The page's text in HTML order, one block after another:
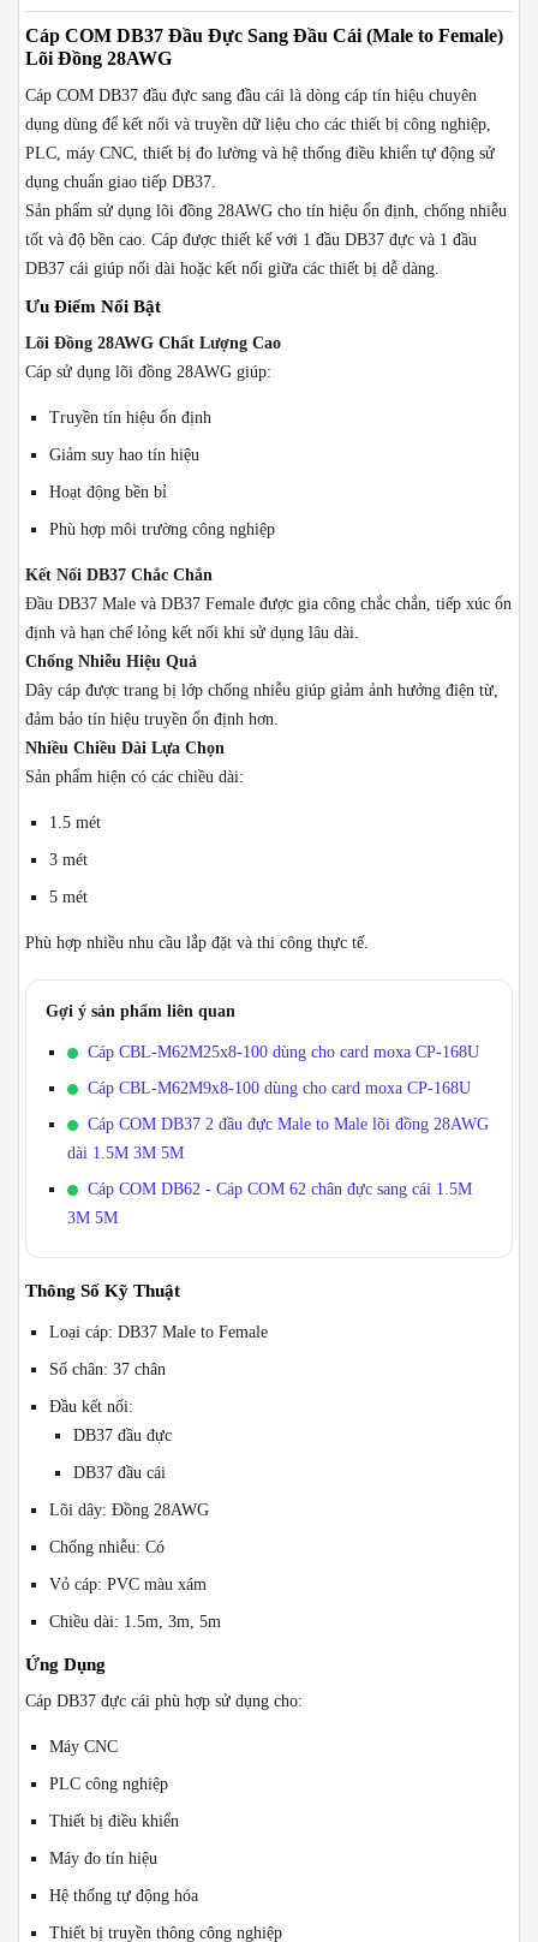
3M
số
lượng
Cáp COM DB37 Đầu Đực Sang Đầu Cái (Male to Female)
Lõi Đồng 28AWG
Cáp COM DB37 đầu đực sang đầu cái là dòng cáp tín hiệu chuyên
dụng dùng để kết nối và truyền dữ liệu cho các thiết bị công nghiệp,
PLC, máy CNC, thiết bị đo lường và hệ thống điều khiển tự động sử
dụng chuẩn giao tiếp DB37.
Sản phẩm sử dụng lõi đồng 28AWG cho tín hiệu ổn định, chống nhiễu
tốt và độ bền cao. Cáp được thiết kế với 1 đầu DB37 đực và 1 đầu
DB37 cái giúp nối dài hoặc kết nối giữa các thiết bị dễ dàng.
Ưu Điểm Nổi Bật
Lõi Đồng 28AWG Chất Lượng Cao
Cáp sử dụng lõi đồng 28AWG giúp:
Truyền tín hiệu ổn định
Giảm suy hao tín hiệu
Hoạt động bền bỉ
Phù hợp môi trường công nghiệp
Kết Nối DB37 Chắc Chắn
Đầu DB37 Male và DB37 Female được gia công chắc chắn, tiếp xúc ổn
định và hạn chế lỏng kết nối khi sử dụng lâu dài.
Chống Nhiễu Hiệu Quả
Dây cáp được trang bị lớp chống nhiễu giúp giảm ảnh hưởng điện từ,
đảm bảo tín hiệu truyền ổn định hơn.
Nhiều Chiều Dài Lựa Chọn
Sản phẩm hiện có các chiều dài:
1.5 mét
3 mét
5 mét
Phù hợp nhiều nhu cầu lắp đặt và thi công thực tế.
Gợi ý sản phẩm liên quan
Cáp CBL-M62M25x8-100 dùng cho card moxa CP-168U
Cáp CBL-M62M9x8-100 dùng cho card moxa CP-168U
Cáp COM DB37 2 đầu đực Male to Male lõi đồng 28AWG
dài 1.5M 3M 5M
Cáp COM DB62 - Cáp COM 62 chân đực sang cái 1.5M
3M 5M
Thông Số Kỹ Thuật
Loại cáp: DB37 Male to Female
Số chân: 37 chân
Đầu kết nối:
DB37 đầu đực
DB37 đầu cái
Lõi dây: Đồng 28AWG
Chống nhiễu: Có
Vỏ cáp: PVC màu xám
Chiều dài: 1.5m, 3m, 5m
Ứng Dụng
Cáp DB37 đực cái phù hợp sử dụng cho:
Máy CNC
PLC công nghiệp
Thiết bị điều khiển
Máy đo tín hiệu
Hệ thống tự động hóa
Thiết bị truyền thông công nghiệp